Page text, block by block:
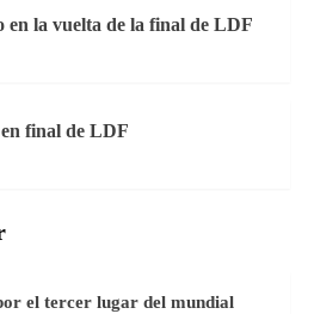
en la vuelta de la final de LDF
final de LDF
el tercer lugar del mundial